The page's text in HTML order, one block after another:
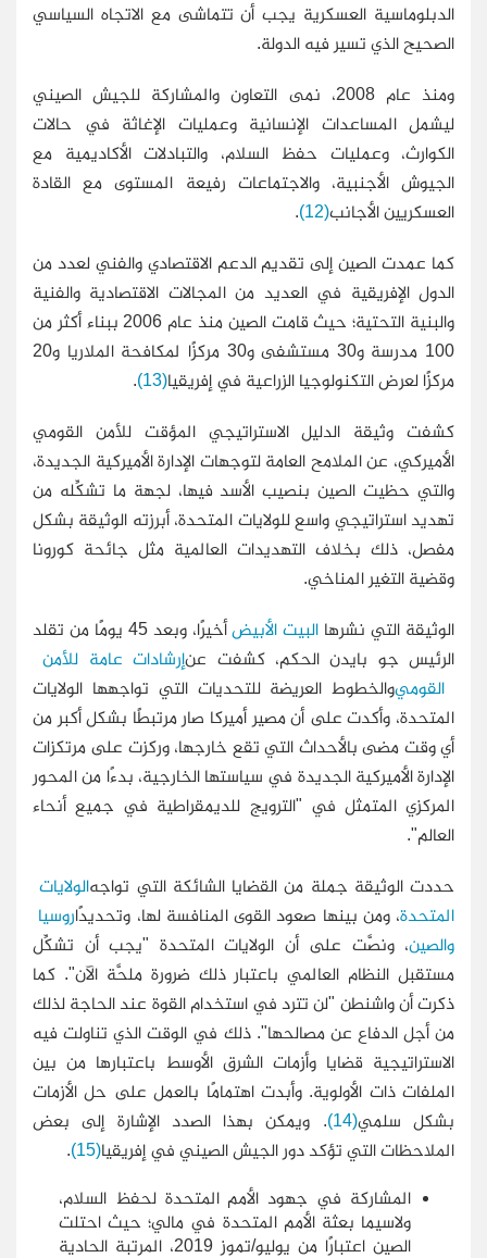
الدبلوماسية العسكرية يجب أن تتماشى مع الاتجاه السياسي
الصحيح الذي تسير فيه الدولة.
ومنذ عام 2008، نمى التعاون والمشاركة للجيش الصيني
ليشمل المساعدات الإنسانية وعمليات الإغاثة في حالات
الكوارث، وعمليات حفظ السلام، والتبادلات الأكاديمية مع
الجيوش الأجنبية، والاجتماعات رفيعة المستوى مع القادة
العسكريين الأجانب(12)
.
كما عمدت الصين إلى تقديم الدعم الاقتصادي والفني لعدد من
الدول الإفريقية في العديد من المجالات الاقتصادية والفنية
والبنية التحتية؛ حيث قامت الصين منذ عام 2006 ببناء أكثر من
100 مدرسة و30 مستشفى و30 مركزًا لمكافحة الملاريا و20
مركزًا لعرض التكنولوجيا الزراعية في إفريقيا(13)
.
كشفت وثيقة الدليل الاستراتيجي المؤقت للأمن القومي
الأميركي، عن الملامح العامة لتوجهات الإدارة الأميركية الجديدة،
والتي حظيت الصين بنصيب الأسد فيها، لجهة ما تشكِّله من
تهديد استراتيجي واسع للولايات المتحدة، أبرزته الوثيقة بشكل
مفصل، ذلك بخلاف التهديدات العالمية مثل جائحة كورونا
وقضية التغير المناخي.
الوثيقة التي نشرها البيت الأبيض
أخيرًا، وبعد 45 يومًا من تقلد
الرئيس جو بايدن الحكم، كشفت عنإرشادات عامة للأمن
القوميوالخطوط العريضة للتحديات التي تواجهها الولايات
المتحدة، وأكدت على أن مصير أميركا صار مرتبطًا بشكل أكبر من
أي وقت مضى بالأحداث التي تقع خارجها، وركزت على مرتكزات
الإدارة الأميركية الجديدة في سياستها الخارجية، بدءًا من المحور
المركزي المتمثل في "الترويج للديمقراطية في جميع أنحاء
العالم".
حددت الوثيقة جملة من القضايا الشائكة التي تواجهالولايات
المتحدة، ومن بينها صعود القوى المنافسة لها، وتحديدًاروسيا
والصين، ونصَّت على أن الولايات المتحدة "يجب أن تشكِّل
مستقبل النظام العالمي باعتبار ذلك ضرورة ملحَّة الآن". كما
ذكرت أن واشنطن "لن تترد في استخدام القوة عند الحاجة لذلك
من أجل الدفاع عن مصالحها". ذلك في الوقت الذي تناولت فيه
الاستراتيجية قضايا وأزمات الشرق الأوسط باعتبارها من بين
الملفات ذات الأولوية. وأبدت اهتمامًا بالعمل على حل الأزمات
بشكل سلمي(14)
. ويمكن بهذا الصدد الإشارة إلى بعض
الملاحظات التي تؤكد دور الجيش الصيني في إفريقيا(15)
.
المشاركة في جهود الأمم المتحدة لحفظ السلام،
ولاسيما بعثة الأمم المتحدة في مالي؛ حيث احتلت
الصين اعتبارًا من يوليو/تموز 2019، المرتبة الحادية